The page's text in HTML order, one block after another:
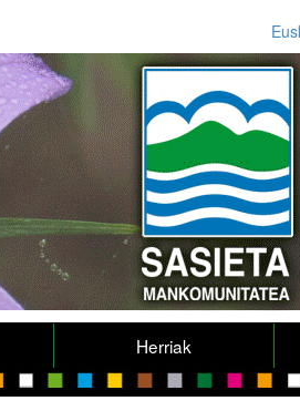
Herriak